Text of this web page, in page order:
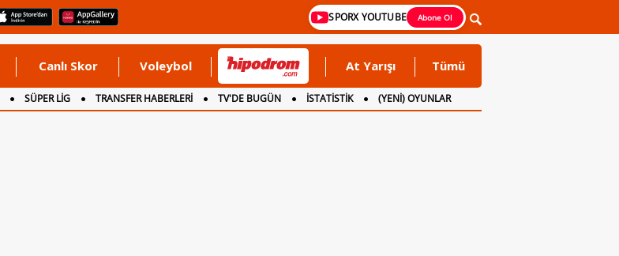
SPORX YOUTUBE Abone Ol
Canlı Skor Voleybol At Yarışı Tümü
SÜPER LİG TRANSFER HABERLERİ TV'DE BUGÜN İSTATİSTİK
(YENİ) OYUNLAR